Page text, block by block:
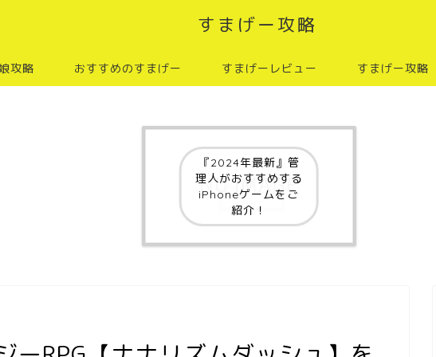
すまげー攻略
攻略 おすすめのすまげー すまげーレビュー すまげー攻略
『2024年最新』管
理人がおすすめする
iPhoneゲームをご
紹介！